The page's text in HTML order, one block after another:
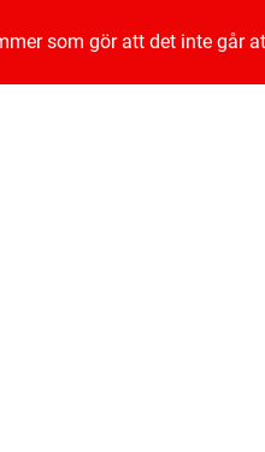
som gör att det inte går